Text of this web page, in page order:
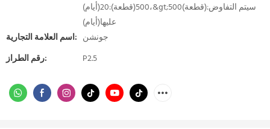
500(قطعة):20(أيام)،&gt;500(قطعة):سيتم التفاوض
عليها(أيام)
اسم العلامة التجارية: جونشن
رقم الطراز:
P2.5